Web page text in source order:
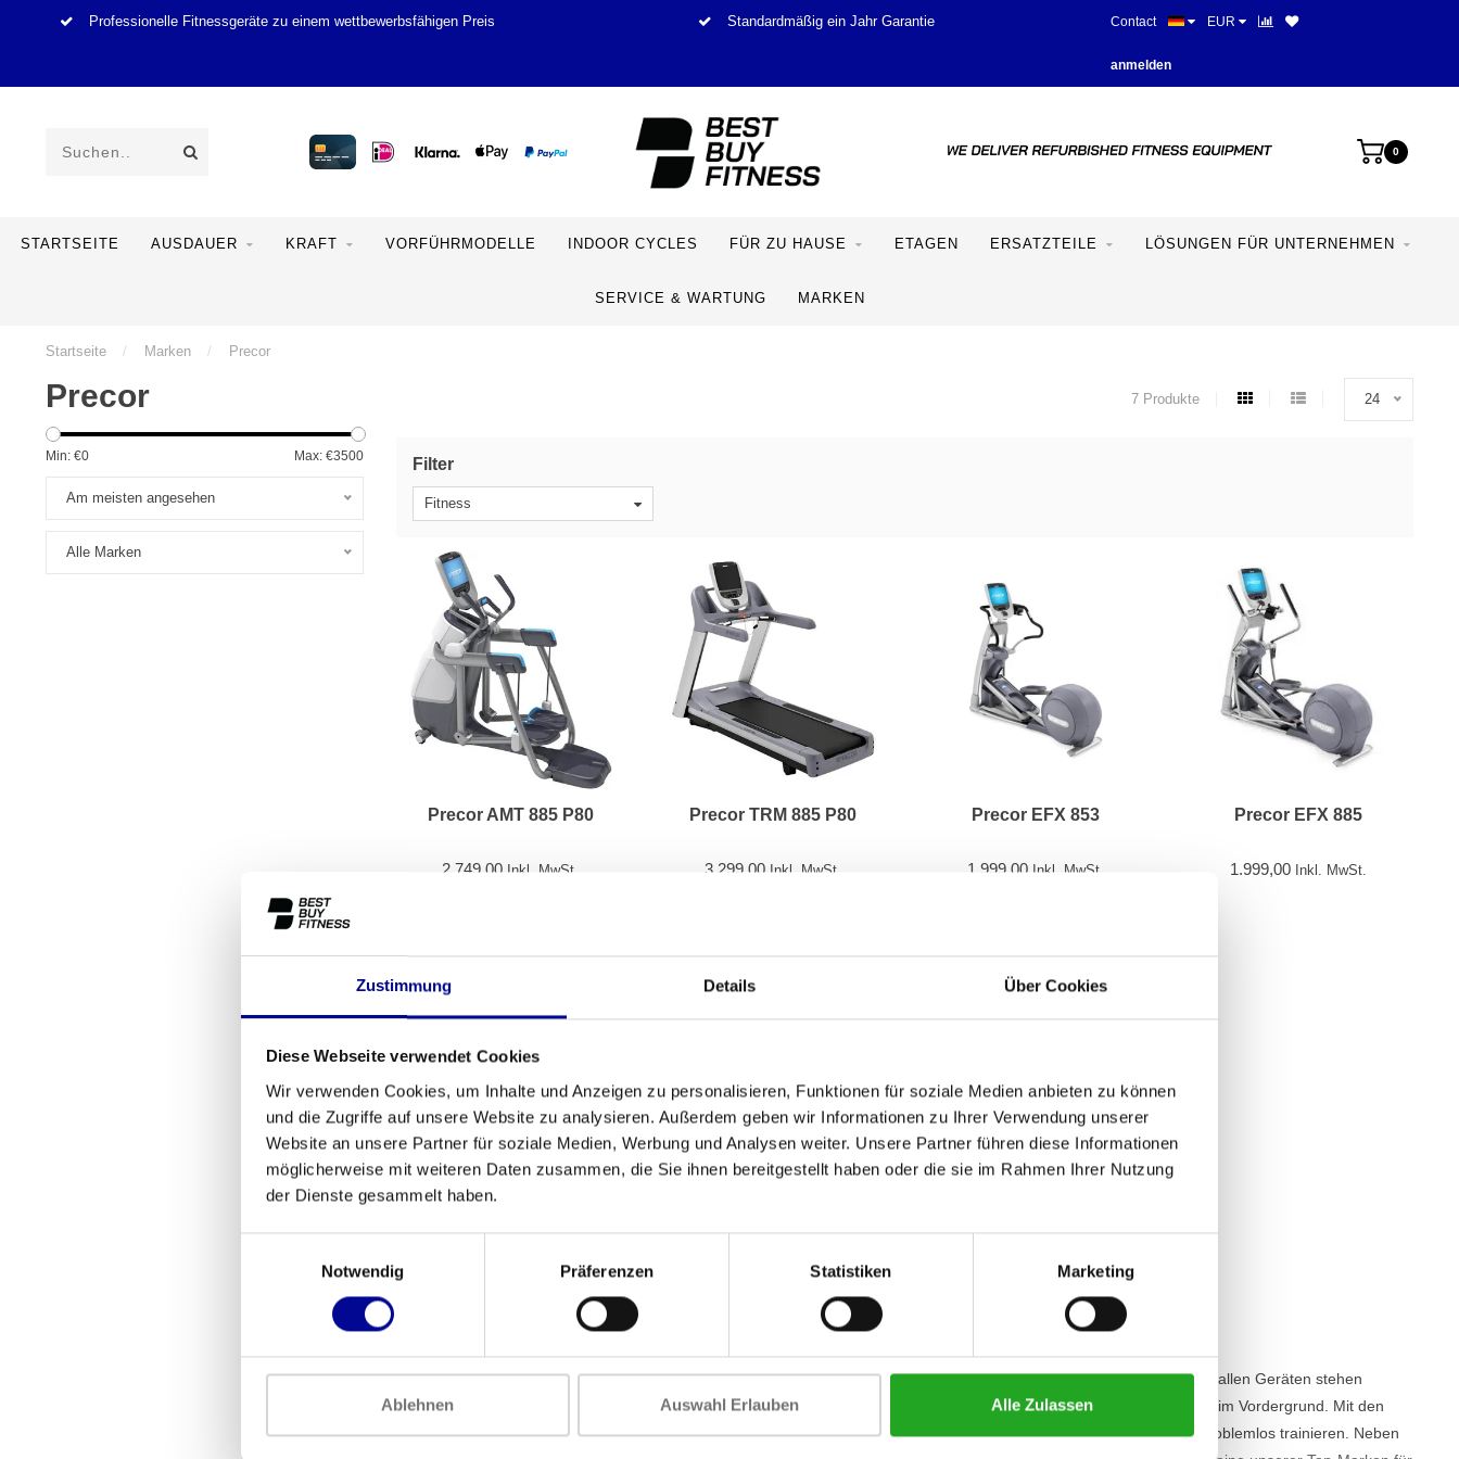
Zustimmung Details Über Cookies
Diese Webseite verwendet Cookies
Wir verwenden Cookies, um Inhalte und Anzeigen zu personalisieren, Funktionen für soziale Medien anbieten zu können
und die Zugriffe auf unsere Website zu analysieren. Außerdem geben wir Informationen zu Ihrer Verwendung unserer
Website an unsere Partner für soziale Medien, Werbung und Analysen weiter. Unsere Partner führen diese Informationen
möglicherweise mit weiteren Daten zusammen, die Sie ihnen bereitgestellt haben oder die sie im Rahmen Ihrer Nutzung
der Dienste gesammelt haben.
Notwendig
Präferenzen Statistiken Marketing
Ablehnen Auswahl Erlauben Alle Zulassen
Professionelle Fitnessgeräte zu einem wettbewerbsfähigen Preis Standardmäßig ein Jahr Garantie Mehr als 28 Jahre Erfahrung
Contact EUR
anmelden
0
STARTSEITE AUSDAUER KRAFT VORFÜHRMODELLE INDOOR CYCLES FÜR ZU HAUSE ETAGEN ERSATZTEILE LÖSUNGEN FÜR UNTERNEHMEN
SERVICE & WARTUNG MARKEN
Startseite / Marken / Precor
Precor 7 Produkte 24
Min: €0 Max: €3500
Am meisten angesehen
Alle Marken
Filter
Fitness
Precor AMT 885 P80
2.749,00 Inkl. MwSt.
Precor TRM 885 P80
3.299,00 Inkl. MwSt.
Precor EFX 853
1.999,00 Inkl. MwSt.
Precor EFX 885
1.999,00 Inkl. MwSt.
konvergierender
Inkl. MwSt. Inkl. MwSt. Inkl. MwSt.
Precor
Precor ist eine der weltweit führenden Marken für Fitnessgeräte. Bei allen Geräten stehen
Zuverlässigkeit, Benutzerfreundlichkeit und eine stabile Konstruktion im Vordergrund. Mit den
qualitativ hochwertigen Geräten von Precor kannst du also immer problemlos trainieren. Neben